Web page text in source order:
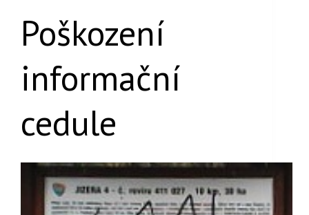
Poškození
informační
cedule